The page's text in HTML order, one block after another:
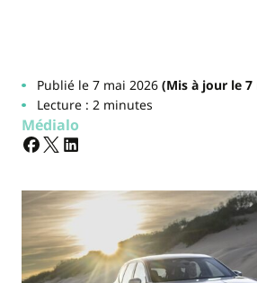
Publié le 7 mai 2026(Mis à jour le 7
Lecture : 2 minutes
Médialo